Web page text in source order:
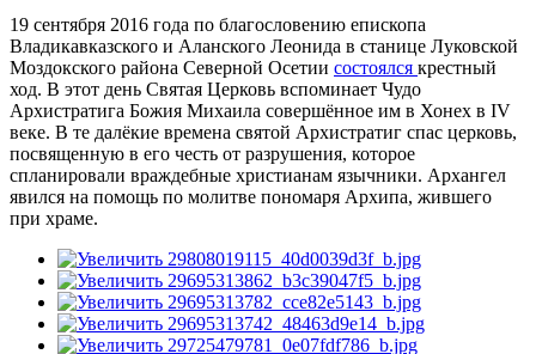
19 сентября 2016 года по благословению епископа
Владикавказского и Аланского Леонида в станице Луковской
Моздокского района Северной Осетии состоялся крестный
ход. В этот день Святая Церковь вспоминает Чудо
Архистратига Божия Михаила совершённое им в Хонех в IV
веке. В те далёкие времена святой Архистратиг спас церковь,
посвященную в его честь от разрушения, которое
спланировали враждебные христианам язычники. Архангел
явился на помощь по молитве пономаря Архипа, жившего
при храме.